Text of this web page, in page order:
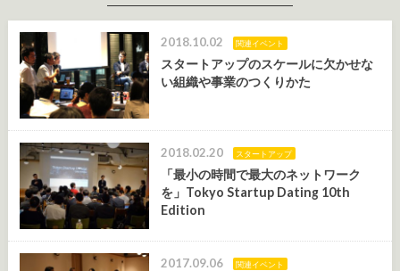
2018.10.02 関連イベント
スタートアップのスケールに欠かせな
い組織や事業のつくりかた
2018.02.20 スタートアップ
「最小の時間で最大のネットワーク
を」Tokyo Startup Dating 10th
Edition
2017.09.06 関連イベント